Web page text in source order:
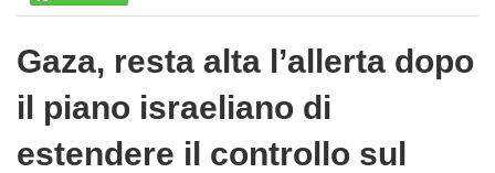
Gaza, resta alta l’allerta dopo
il piano israeliano di
estendere il controllo sul